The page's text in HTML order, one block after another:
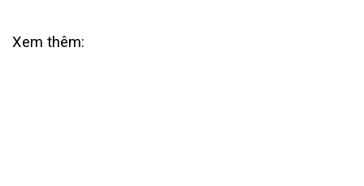
Xem thêm: